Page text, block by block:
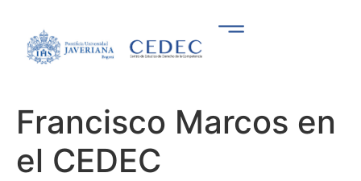
Francisco Marcos en
el CEDEC